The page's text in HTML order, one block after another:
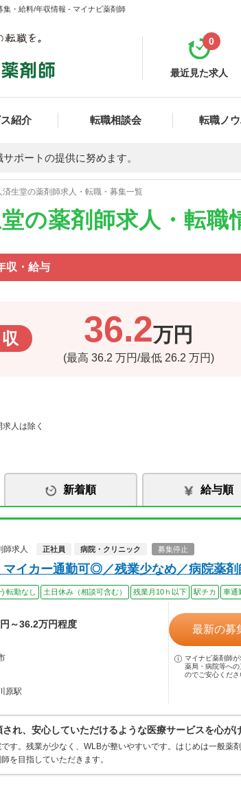
・給料/年収情報 - マイナビ薬剤師
最近見た求人
0
紹介 転職相談会 転職ノ
ポートの提供に努めます。
済生堂の薬剤師求人・転職・募集一覧
の薬剤師求人・転職
収・給与
36.2万円
(最高 36.2 万円/最低 26.2 万円)
人は除く
新着順 給与順
求人
正社員 病院・クリニック 募集停止
マイカー通勤可◎／残業少なめ／病院薬剤
転勤なし 土日休み（相談可含む） 残業月10ｈ以下 駅チカ 車通
～36.2万円程度
原駅
最新の募
マイナビ薬剤師が
薬局・病院等へ
のでご安心くださ
れ、安心していただけるような医療サービスを心が
す。残業が少なく、WLBが整いやすいです。はじめは一般薬
を目指していただきます。